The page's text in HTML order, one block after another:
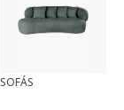
SOFÁS